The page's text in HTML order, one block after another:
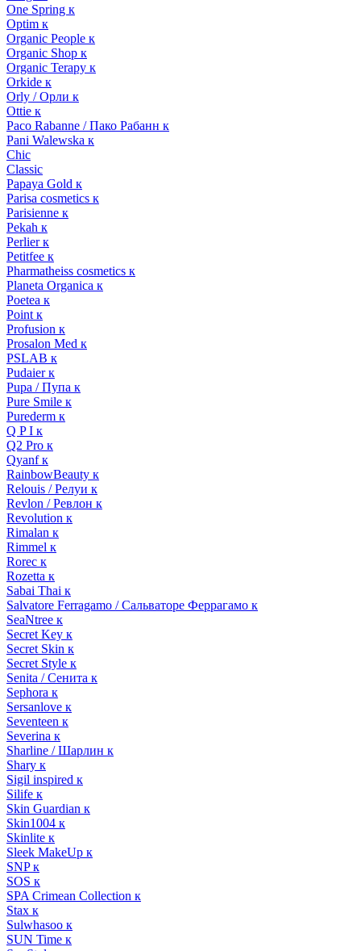
One Spring к
Optim к
Organic People к
Organic Shop к
Organic Terapy к
Orkide к
Orly / Орли к
Ottie к
Paco Rabanne / Пако Рабанн к
Pani Walewska к
Chic
Classic
Papaya Gold к
Parisa cosmetics к
Parisienne к
Pekah к
Perlier к
Petitfee к
Pharmatheiss cosmetics к
Planeta Organica к
Poetea к
Point к
Profusion к
Prosalon Med к
PSLAB к
Pudaier к
Pupa / Пупа к
Pure Smile к
Purederm к
Q P I к
Q2 Pro к
Qyanf к
RainbowBeauty к
Relouis / Релуи к
Revlon / Ревлон к
Revolution к
Rimalan к
Rimmel к
Rorec к
Rozetta к
Sabai Thai к
Salvatore Ferragamo / Сальваторе Феррагамо к
SeaNtree к
Secret Key к
Secret Skin к
Secret Style к
Senita / Сенита к
Sephora к
Sersanlove к
Seventeen к
Severina к
Sharline / Шарлин к
Shary к
Sigil inspired к
Silife к
Skin Guardian к
Skin1004 к
Skinlite к
Sleek MakeUp к
SNP к
SOS к
SPA Crimean Collection к
Stax к
Sulwhasoo к
SUN Time к